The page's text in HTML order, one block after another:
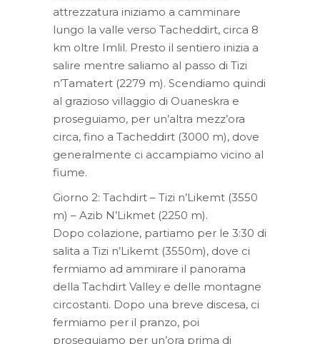
attrezzatura iniziamo a camminare
lungo la valle verso Tacheddirt, circa 8
km oltre Imlil. Presto il sentiero inizia a
salire mentre saliamo al passo di Tizi
n’Tamatert (2279 m). Scendiamo quindi
al grazioso villaggio di Ouaneskra e
proseguiamo, per un’altra mezz’ora
circa, fino a Tacheddirt (3000 m), dove
generalmente ci accampiamo vicino al
fiume.
Giorno 2: Tachdirt – Tizi n’Likemt (3550
m) – Azib N’Likmet (2250 m).
Dopo colazione, partiamo per le 3:30 di
salita a Tizi n’Likemt (3550m), dove ci
fermiamo ad ammirare il panorama
della Tachdirt Valley e delle montagne
circostanti. Dopo una breve discesa, ci
fermiamo per il pranzo, poi
proseguiamo per un’ora prima di